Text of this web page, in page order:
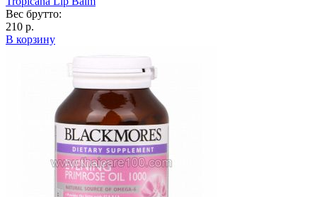
Вес брутто:
210 р.
В корзину